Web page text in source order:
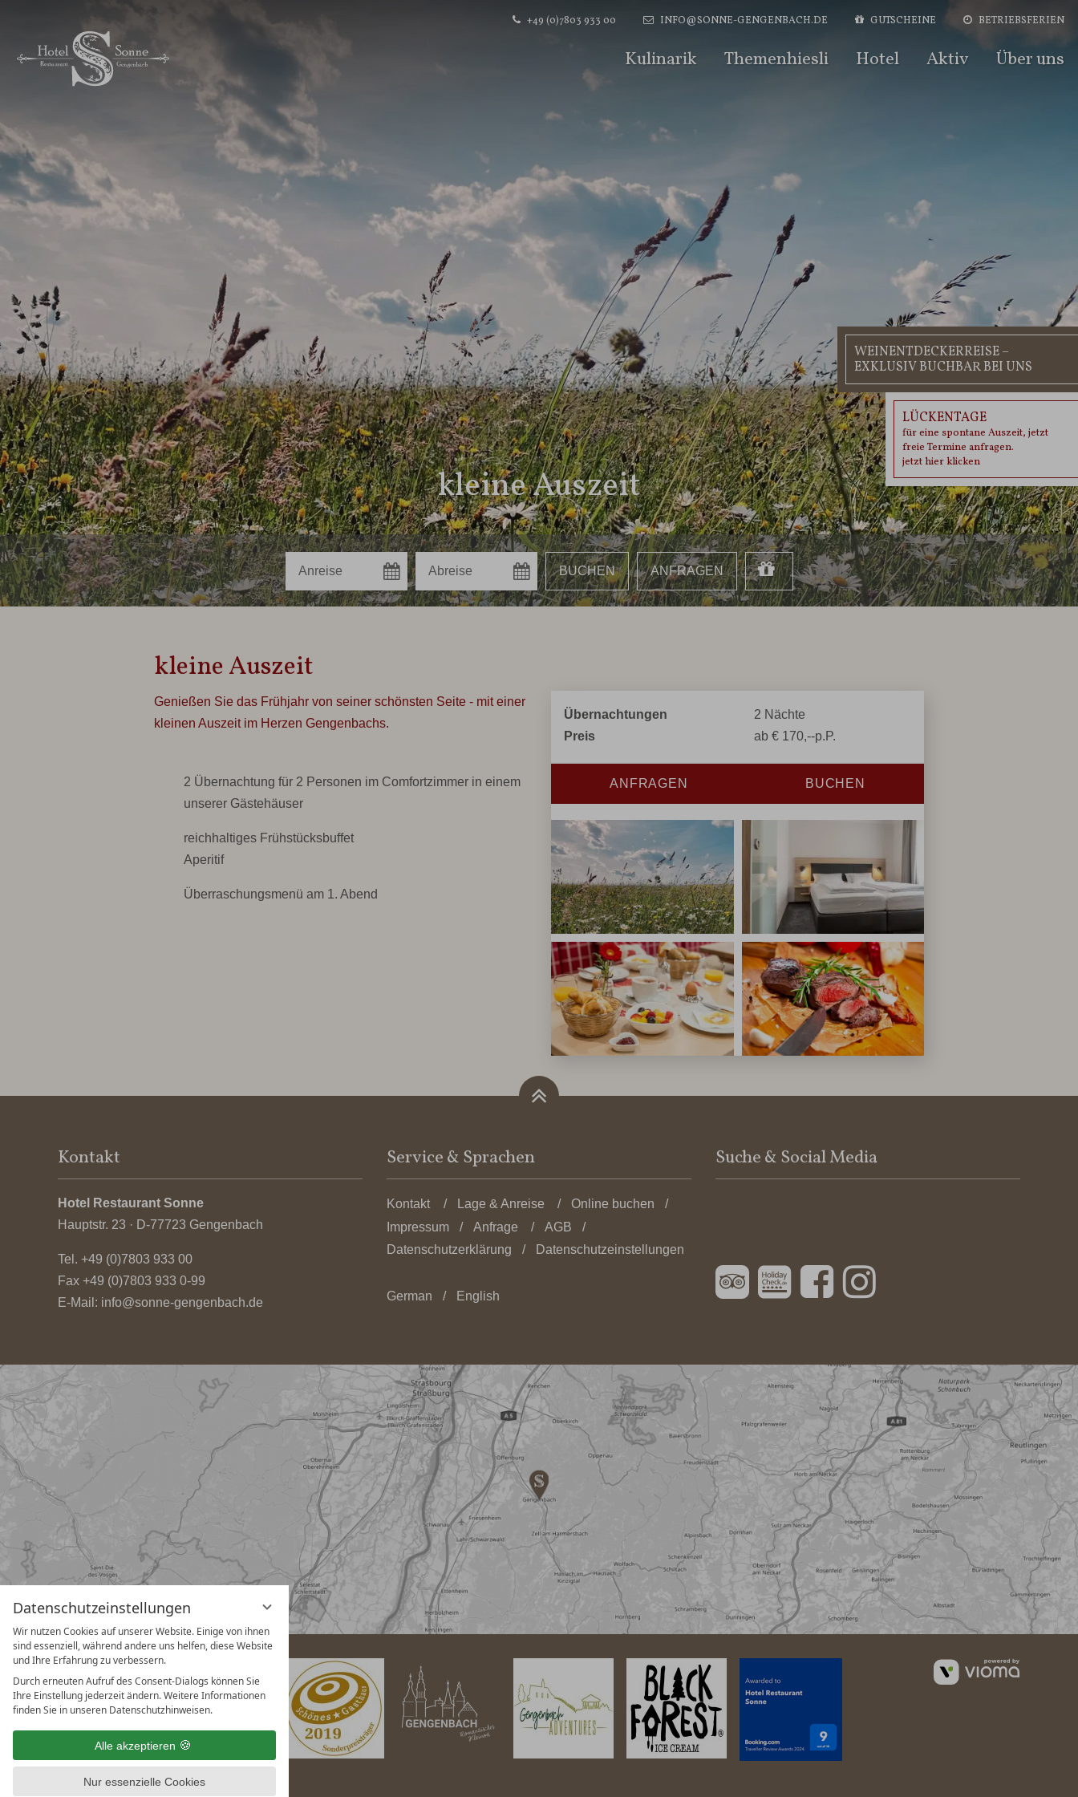
Datenschutzeinstellungen
Wir nutzen Cookies auf unserer Website. Einige von ihnen
sind essenziell, während andere uns helfen, diese Website
und Ihre Erfahrung zu verbessern.
Durch erneuten Aufruf des Consent-Dialogs können Sie
Ihre Einstellung jederzeit ändern. Weitere Informationen
finden Sie in unseren Datenschutzhinweisen.
Alle akzeptieren
Nur essenzielle Cookies
+49 (0)7803 933 00 INFO@SONNE-GENGENBACH.DE GUTSCHEINE BETRIEBSFERIEN
Kulinarik Themenhiesli Hotel Aktiv Über uns
kleine Auszeit
WEINENTDECKERREISE –
EXKLUSIV BUCHBAR BEI UNS
LÜCKENTAGE
für eine spontane Auszeit, jetzt
freie Termine anfragen.
jetzt hier klicken
kleine Auszeit
Genießen Sie das Frühjahr von seiner schönsten Seite - mit einer
kleinen Auszeit im Herzen Gengenbachs.
2 Übernachtung für 2 Personen im Comfortzimmer in einem
unserer Gästehäuser
reichhaltiges Frühstücksbuffet
Aperitif
Überraschungsmenü am 1. Abend
Übernachtungen 2 Nächte
Preis
ab € 170,--p.P.
ANFRAGEN BUCHEN
Kontakt
Hotel Restaurant Sonne
Hauptstr. 23 · D-77723 Gengenbach
Tel. +49 (0)7803 933 00
Fax +49 (0)7803 933 0-99
E-Mail: info@sonne-gengenbach.de
Service & Sprachen
Kontakt Lage & Anreise
Online buchen
Impressum
Anfrage
AGB
Datenschutzerklärung
Datenschutzeinstellungen
German English
Suche & Social Media